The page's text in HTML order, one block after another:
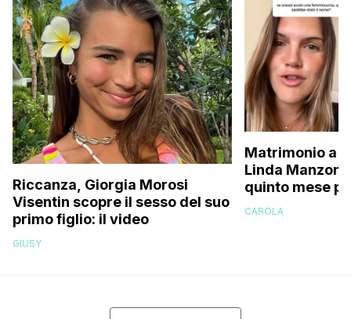
Riccanza, Giorgia Morosi
Visentin scopre il sesso del suo
primo figlio: il video
GIUSY
Matrimonio a
Linda Manzoni
quinto mese
essere in
CAROLA